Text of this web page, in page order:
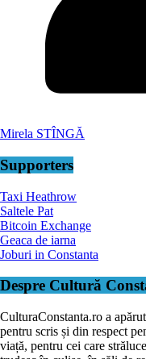
Mirela STÎNGĂ
Supporters
Taxi Heathrow
Saltele Pat
Bitcoin Exchange
Geaca de iarna
Joburi in Constanta
Despre Cultură
CulturaConstanta.ro a
pentru scris și din respect
viață, pentru cei care